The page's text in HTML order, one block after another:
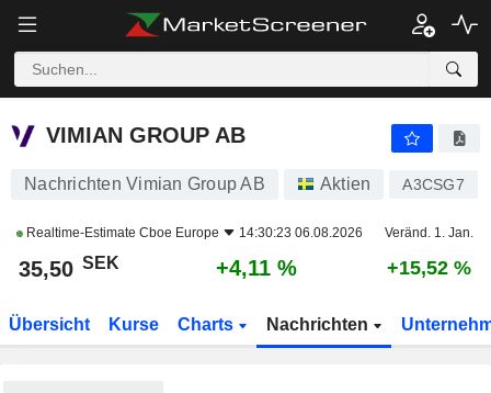
VIMIAN GROUP AB
VIMIAN GROUP AB
Nachrichten Vimian Group AB Aktien A3CSG7
Realtime-Estimate Cboe Europe 14:30:23 06.08.2026 Veränd. 1. Jan.
35,50 SEK +4,11 % +15,52 %
Übersicht Kurse Charts Nachrichten